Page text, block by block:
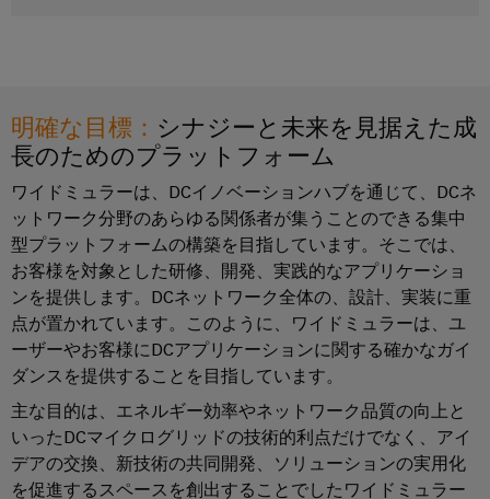
構
築
の
特
定
の
要
件
に
対
応
す
る
リ
ュ
ー
シ
ュ
ー
テ
ィ
ン
グ
産
業
用
5G
シ
ン
ン
ク
ロ
ー
ジ
ャ
の
シ
ス
テ
ム
と
コ
ン
ル
テ
ィ
ン
グ
と
デ
ジ
タ
ル
エ
ン
ジ
ス
テ
ナ
ビ
リ
テ
ィ
ワ
イ
ド
ミ
ュ
ラ
取
扱
説
明
書
仕
様
変
更・
販
売
終
明確な目標： シナジーと未来を見据えた成
長のためのプラットフォーム
ワイドミュラーは、DCイノベーションハブを通じて、DCネ
ットワーク分野のあらゆる関係者が集うことのできる集中
型プラットフォームの構築を目指しています。そこでは、
お客様を対象とした研修、開発、実践的なアプリケーショ
ンを提供します。DCネットワーク全体の、設計、実装に重
点が置かれています。このように、ワイドミュラーは、ユ
ーザーやお客様にDCアプリケーションに関する確かなガイ
ダンスを提供することを目指しています。
主な目的は、エネルギー効率やネットワーク品質の向上と
いったDCマイクログリッドの技術的利点だけでなく、アイ
デアの交換、新技術の共同開発、ソリューションの実用化
を促進するスペースを創出することでしたワイドミュラー